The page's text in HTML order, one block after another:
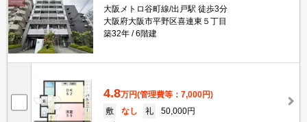
大阪メトロ谷町線/出戸駅 徒歩3分
大阪府大阪市平野区喜連東５丁目
築32年
6階建
4.8万円(管理費等：7,000円)
敷
なし 礼
50,000円